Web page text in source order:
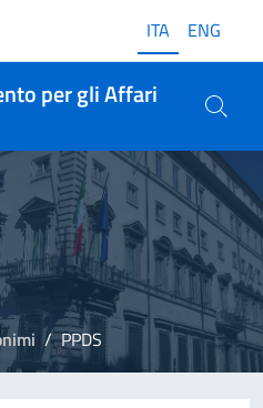
ITA ENG
per gli Affari
PPDS